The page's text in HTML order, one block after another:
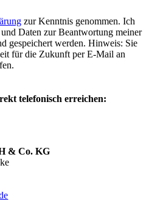
zur Kenntnis genommen. Ich
Daten zur Beantwortung meiner
gespeichert werden. Hinweis: Sie
für die Zukunft per E-Mail an
telefonisch erreichen:
& Co. KG